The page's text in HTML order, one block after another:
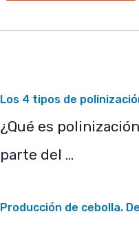
Los 4 tipos de
¿Qué es
parte del …
Producción de cebolla.